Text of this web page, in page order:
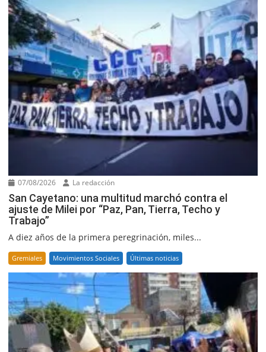
07/08/2026 La redacción
San Cayetano: una multitud marchó contra el
ajuste de Milei por “Paz, Pan, Tierra, Techo y
Trabajo”
A diez años de la primera peregrinación, miles...
Gremiales Movimientos Sociales Últimas noticias